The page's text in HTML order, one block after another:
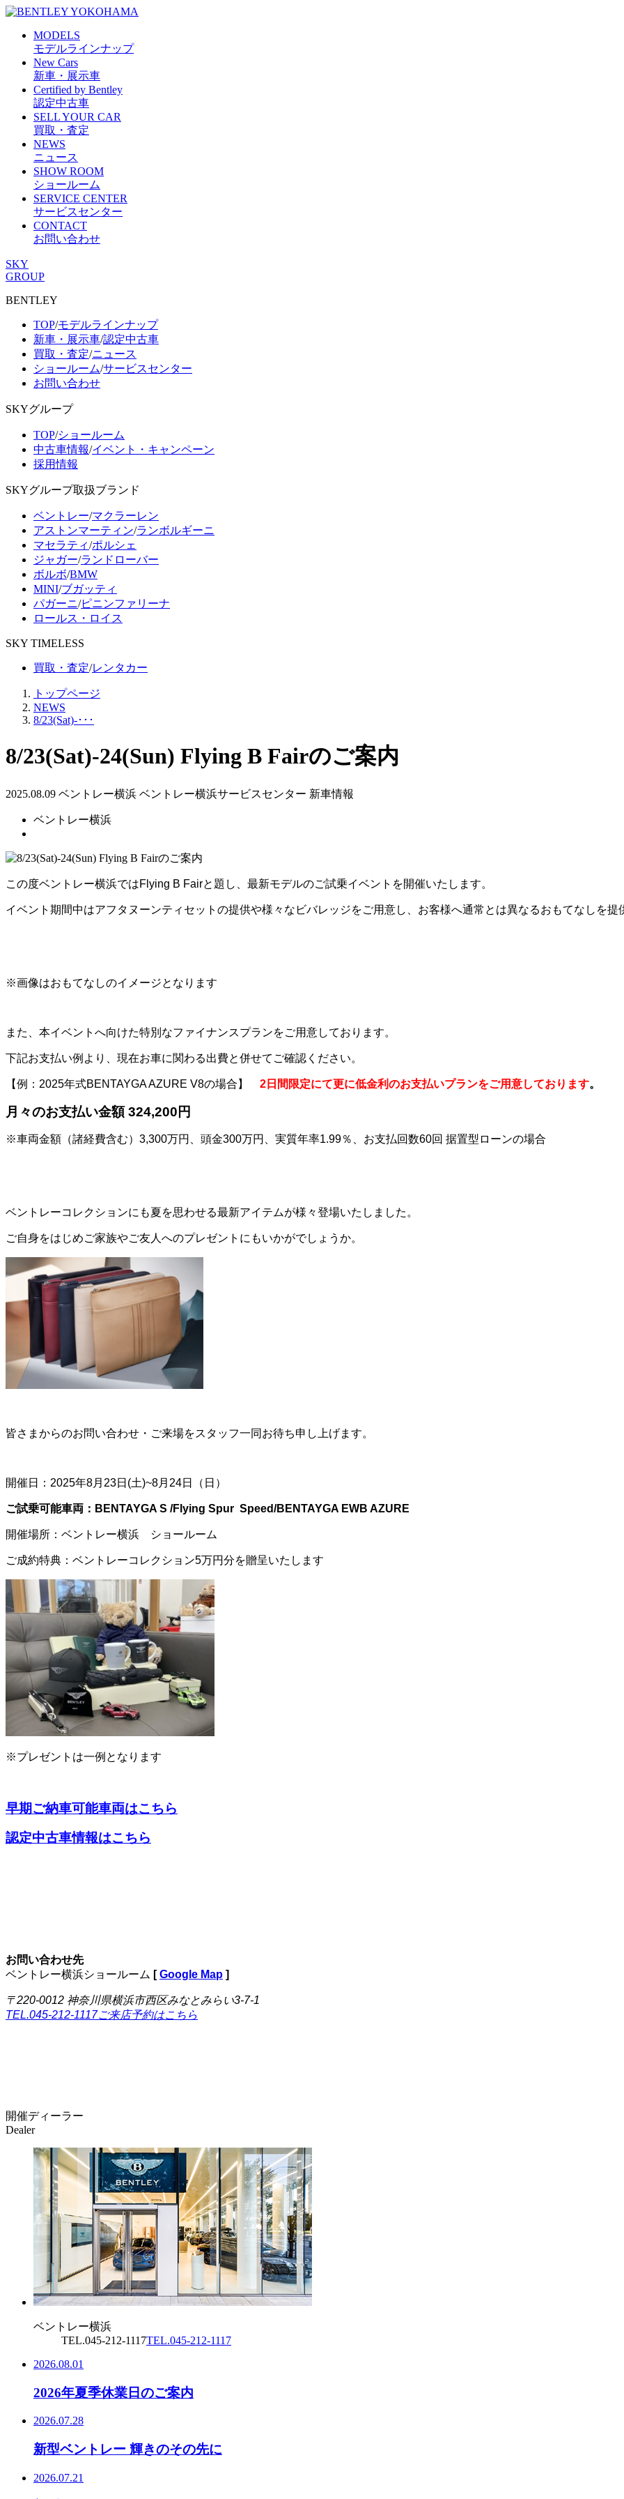
MODELS
モデルラインナップ
New Cars
新車・展示車
Certified by Bentley
認定中古車
SELL YOUR CAR
買取・査定
NEWS
ニュース
SHOW ROOM
ショールーム
SERVICE CENTER
サービスセンター
CONTACT
お問い合わせ
SKY
GROUP
BENTLEY
TOP/モデルラインナップ
新車・展示車/認定中古車
買取・査定/ニュース
ショールーム/サービスセンター
お問い合わせ
SKYグループ
TOP/ショールーム
中古車情報/イベント・キャンペーン
採用情報
SKYグループ取扱ブランド
ベントレー/マクラーレン
アストンマーティン/ランボルギーニ
マセラティ/ポルシェ
ジャガー/ランドローバー
ボルボ/BMW
MINI/ブガッティ
パガーニ/ピニンファリーナ
ロールス・ロイス
SKY TIMELESS
買取・査定/レンタカー
トップページ
NEWS
8/23(Sat)-･･･
8/23(Sat)-24(Sun) Flying B Fairのご案内
2025.08.09 ベントレー横浜 ベントレー横浜サービスセンター 新車情報
ベントレー横浜
この度ベントレー横浜ではFlying B Fairと題し、最新モデルのご試乗イベントを開催いたします。
イベント期間中はアフタヌーンティセットの提供や様々なビバレッジをご用意し、お客様へ通常とは異なるおもてなしを提
※画像はおもてなしのイメージとなります
また、本イベントへ向けた特別なファイナンスプランをご用意しております。
下記お支払い例より、現在お車に関わる出費と併せてご確認ください。
【例：2025年式BENTAYGA AZURE V8の場合】 2 日間限定にて更に低金利のお支払いプランをご用意しております。
月々のお支払い金額324,200 円
※車両金額（諸経費含む）3,300万円、頭金300万円、実質年率1.99％、お支払回数60回 据置型ローンの場合
ベントレーコレクションにも夏を思わせる最新アイテムが様々登場いたしました。
ご自身をはじめご家族やご友人へのプレゼントにもいかがでしょうか。
皆さまからのお問い合わせ・ご来場をスタッフ一同お待ち申し上げます。
開催日：2025年8月23日(土)~8月24日（日）
ご試乗可能車両：BENTAYGA S /Flying Spur Speed/BENTAYGA EWB AZURE
開催場所：ベントレー横浜 ショールーム
ご成約特典：ベントレーコレクション5万円分を贈呈いたします
※プレゼントは一例となります
早期ご納車可能車両はこちら
認定中古車情報はこちら
お問い合わせ先
ベントレー横浜ショールーム [Google Map ]
〒220-0012 神奈川県横浜市西区みなとみらい3-7-1
TEL.045-212-1117ご来店予約はこちら
開催ディーラー
Dealer
ベントレー横浜
TEL.045-212-1117TEL.045-212-1117
2026.08.01
2026年夏季休業日のご案内
2026.07.28
新型ベントレー 輝きのその先に
2026.07.21